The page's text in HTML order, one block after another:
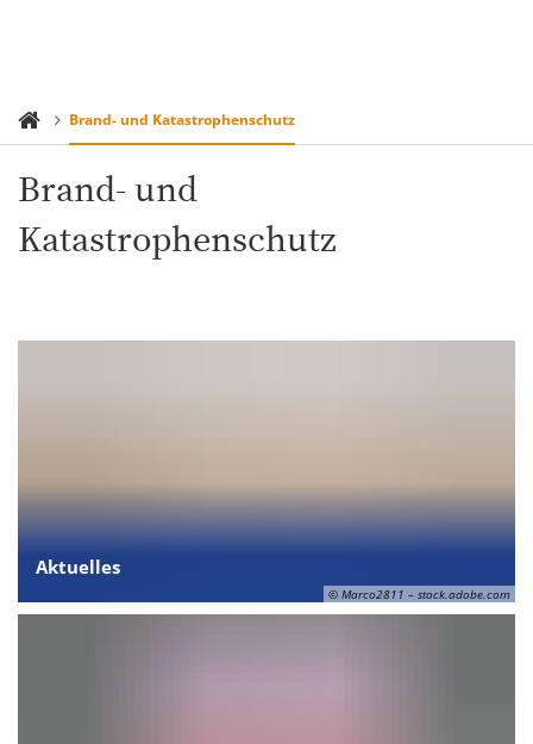
Brand- und Katastrophenschutz
Brand- und
Katastrophenschutz
© Marco2811 – stock.adobe.com
Aktuelles